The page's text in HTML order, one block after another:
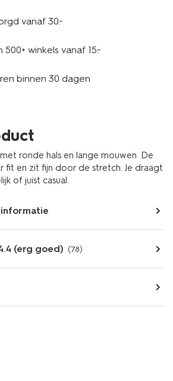
vanaf 30.-
winkels vanaf 15.-
binnen 30 dagen
ronde hals en lange mouwen. De
fit en zit fijn door de stretch. Je draagt
of juist casual.
(erg goed) (78)